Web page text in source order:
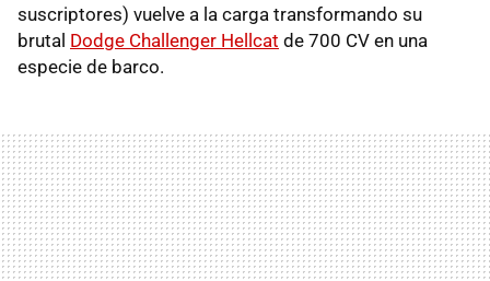
suscriptores) vuelve a la carga transformando su
brutal Dodge Challenger Hellcat de 700 CV en una
especie de barco.